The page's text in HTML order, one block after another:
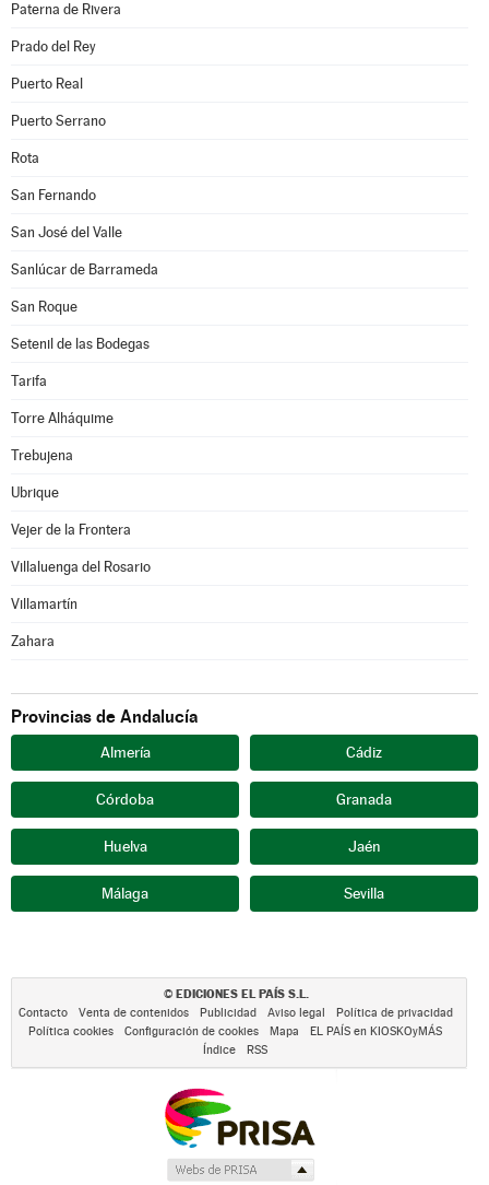
Paterna de Rivera
Prado del Rey
Puerto Real
Puerto Serrano
Rota
San Fernando
San José del Valle
Sanlúcar de Barrameda
San Roque
Setenil de las Bodegas
Tarifa
Torre Alháquime
Trebujena
Ubrique
Vejer de la Frontera
Villaluenga del Rosario
Villamartín
Zahara
Provincias de Andalucía
Almería Cádiz
Córdoba Granada
Huelva Jaén
Málaga Sevilla
© EDICIONES EL PAÍS S.L.
Contacto Venta de contenidos Publicidad Aviso legal
Política de privacidad
Política cookies
Configuración de cookies Mapa
EL PAÍS en KIOSKOyMÁS
Índice
RSS